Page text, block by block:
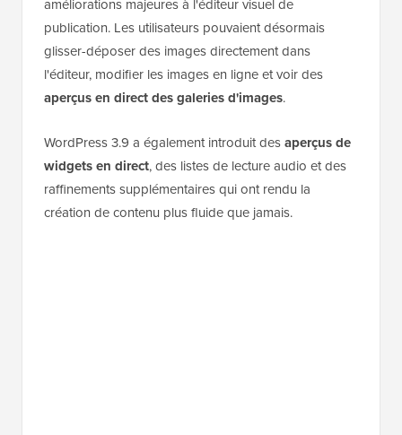
améliorations majeures à l'éditeur visuel de
publication. Les utilisateurs pouvaient désormais
glisser-déposer des images directement dans
l'éditeur, modifier les images en ligne et voir des
aperçus en direct des galeries d'images.
WordPress 3.9 a également introduit desaperçus de
widgets en direct, des listes de lecture audio et des
raffinements supplémentaires qui ont rendu la
création de contenu plus fluide que jamais.